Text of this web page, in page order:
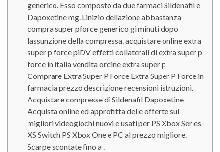
generico. Esso composto da due farmaci Sildenafil e
Dapoxetine mg. Linizio dellazione abbastanza
compra super pforce generico gi minuti dopo
lassunzione della compressa. acquistare online extra
super p force piDV effetti collaterali di extra super p
force in italia vendita ordine extra super p
Comprare Extra Super P Force Extra Super P Force in
farmacia prezzo descrizione recensioni istruzioni.
Acquistare compresse di Sildenafil Dapoxetine
Acquista online ed approfitta delle offerte sui
migliori videogiochi nuovi e usati per PS Xbox Series
XS Switch PS Xbox One e PC al prezzo migliore.
Scarpe scontate fino a .